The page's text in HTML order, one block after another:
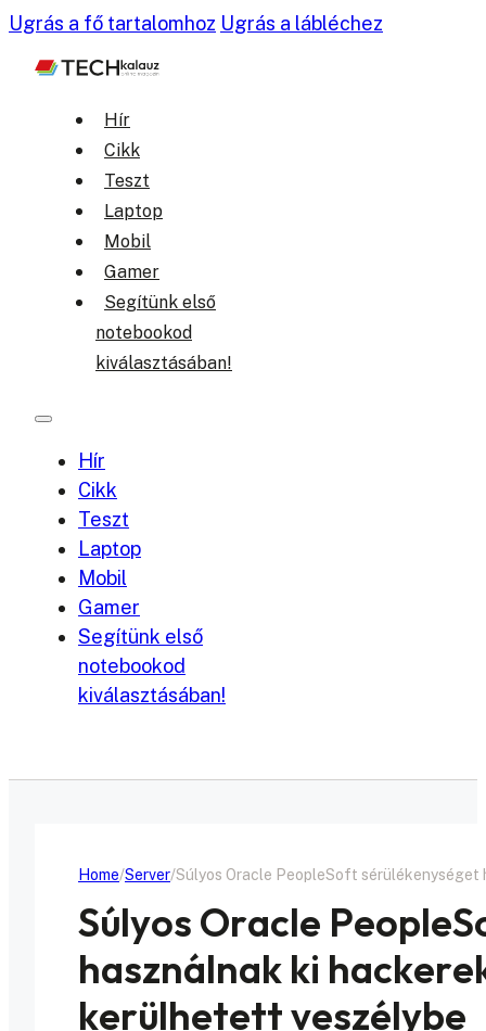
Ugrás a fő tartalomhoz Ugrás a lábléchez
Hír
Cikk
Teszt
Laptop
Mobil
Gamer
Segítünk első
notebookod
kiválasztásában!
Hír
Cikk
Teszt
Laptop
Mobil
Gamer
Segítünk első
notebookod
kiválasztásában!
Home Server Súlyos Oracle PeopleSoft
Súlyos Oracle
használnak ki
kerülhetett veszélybe